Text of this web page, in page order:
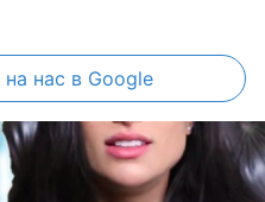
на нас в Google